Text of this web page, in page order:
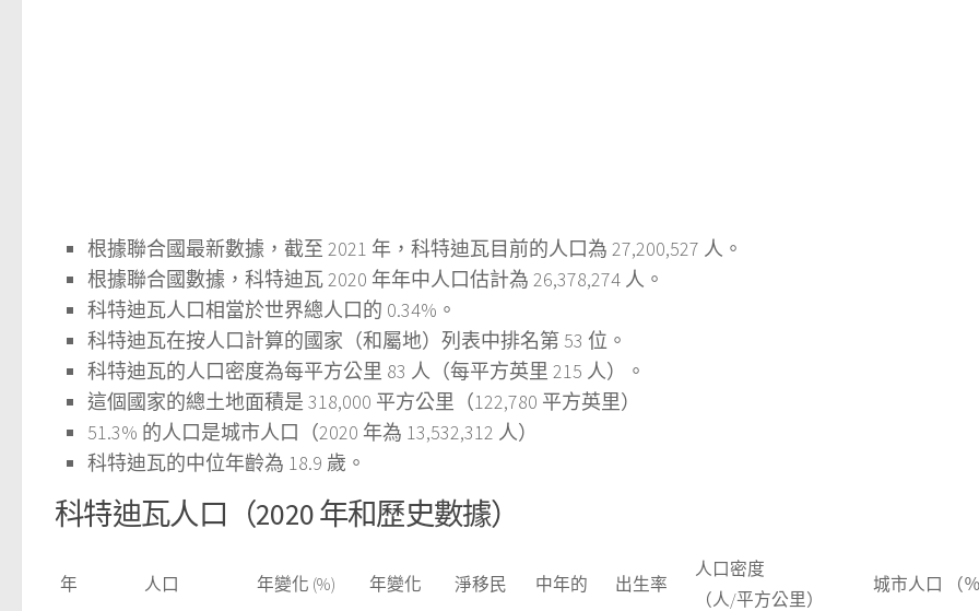
根據聯合國最新數據，截至 2021 年，科特迪瓦目前的人口為 27,200,527 人。
根據聯合國數據，科特迪瓦 2020 年年中人口估計為 26,378,274 人。
科特迪瓦人口相當於世界總人口的 0.34%。
科特迪瓦在按人口計算的國家（和屬地）列表中排名第 53 位。
科特迪瓦的人口密度為每平方公里 83 人（每平方英里 215 人）。
這個國家的總土地面積是 318,000 平方公里（122,780 平方英里）
51.3% 的人口是城市人口（2020 年為 13,532,312 人）
科特迪瓦的中位年齡為 18.9 歲。
科特迪瓦人口（2020 年和歷史數據）
年 人口 年變化 (%) 年變化 淨移民 中年的 出生率
人口密度
（人/平方公里）
城市人口 （